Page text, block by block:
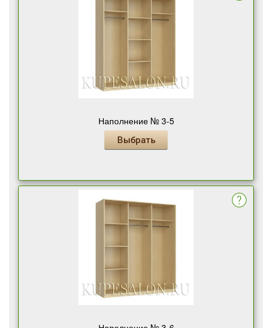
Наполнение № 3-5
Выбрать